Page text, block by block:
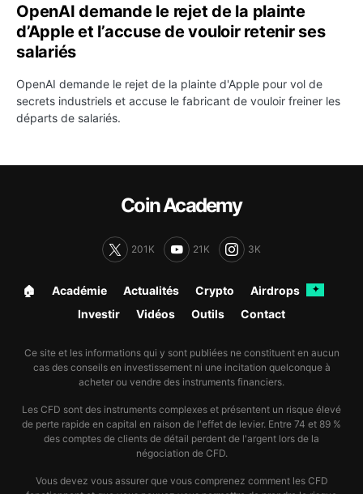
OpenAI demande le rejet de la plainte
d’Apple et l’accuse de vouloir retenir ses
salariés
OpenAI demande le rejet de la plainte d'Apple pour vol de
secrets industriels et accuse le fabricant de vouloir freiner les
départs de salariés.
Coin Academy
201K 21K 3K
🏠︎ Académie Actualités Crypto Airdrops ✦
Investir Vidéos Outils Contact
Ce site et les informations qui y sont publiées ne constituent en aucun
cas des conseils en investissement ni une incitation quelconque à
acheter ou vendre des instruments financiers.
Les CFD sont des instruments complexes et présentent un risque élevé
de perte rapide en capital en raison de l'effet de levier. Entre 74 et 89 %
des comptes de clients de détail perdent de l'argent lors de la
négociation de CFD.
Vous devez vous assurer que vous comprenez comment les CFD